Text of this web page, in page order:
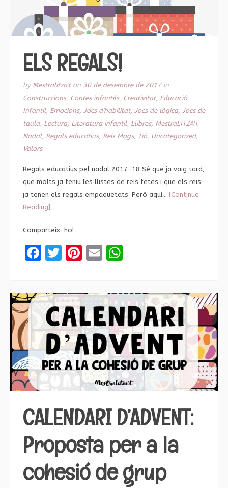
ELS REGALS!
by Mestralitza'ton 30 de desembre de 2017in
Construccions, Contes infantils, Creativitat, Educació
Infantil, Emocions, Jocs d'habilitat, Jocs de lògica,
Jocs de
taula, Lectura, Literatura infantil, Llibres, MestraLITZA'T,
Nadal, Regals educatius, Reis Mags, Tió Uncategorized,
Valors
Regals educatius pel nadal 2017-18 Sé que ja vaig tard,
que molts ja teniu les llistes de reis fetes i que els reis
ja tenen els regals empaquetats. Però aquí… [Continue
Reading]
Comparteix-ho!
Facebook
Twitter
Pinterest
Email
CALENDARI D’ADVENT:
Proposta per a la
cohesió de grup